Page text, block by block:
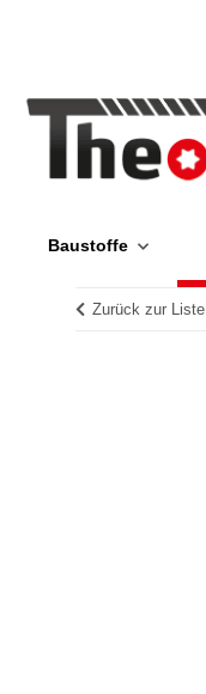
Baustoffe
Zurück zur Liste